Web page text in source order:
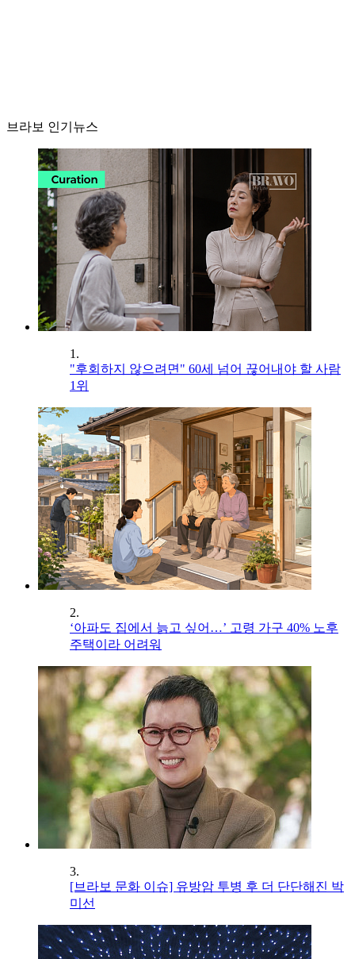
브라보 인기뉴스
1.
"후회하지 않으려면" 60세 넘어 끊어내야 할 사람
1위
2.
‘아파도 집에서 늙고 싶어…’ 고령 가구 40% 노후
주택이라 어려워
3.
[브라보 문화 이슈] 유방암 투병 후 더 단단해진 박
미선